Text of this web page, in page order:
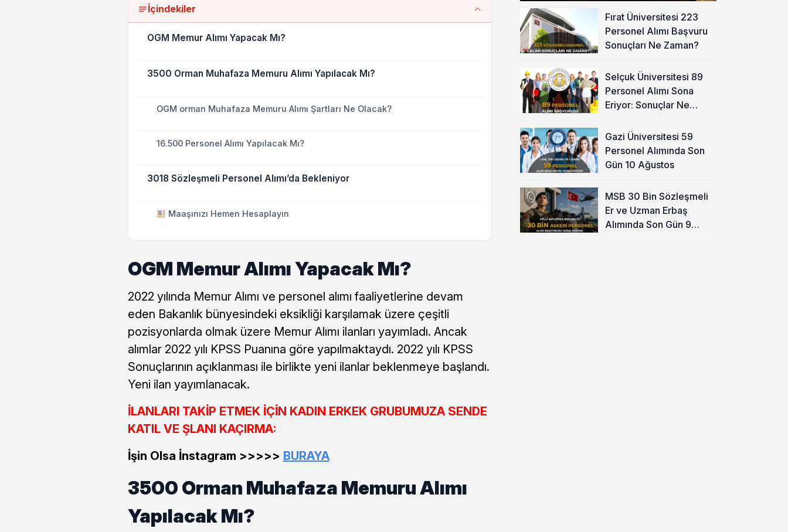
İçindekiler
OGM Memur Alımı Yapacak Mı?
3500 Orman Muhafaza Memuru Alımı Yapılacak Mı?
OGM orman Muhafaza Memuru Alımı Şartları Ne Olacak?
16.500 Personel Alımı Yapılacak Mı?
3018 Sözleşmeli Personel Alımı’da Bekleniyor
Maaşınızı Hemen Hesaplayın
OGM Memur Alımı Yapacak Mı?
2022 yılında Memur Alımı ve personel alımı faaliyetlerine devam
eden Bakanlık bünyesindeki eksikliği karşılamak üzere çeşitli
pozisyonlarda olmak üzere Memur Alımı ilanları yayımladı. Ancak
alımlar 2022 yılı KPSS Puanına göre yapılmaktaydı. 2022 yılı KPSS
Sonuçlarının açıklanması ile birlikte yeni ilanlar beklenmeye başlandı.
Yeni ilan yayımlanacak.
İLANLARI TAKİP ETMEK İÇİN KADIN ERKEK GRUBUMUZA SENDE
KATIL VE ŞLANI KAÇIRMA:
İşin Olsa İnstagram >>>>> BURAYA
3500 Orman Muhafaza Memuru Alımı
Yapılacak Mı?
Fırat Üniversitesi 223
Personel Alımı Başvuru
Sonuçları Ne Zaman?
Selçuk Üniversitesi 89
Personel Alımı Sona
Eriyor: Sonuçlar Ne
Gazi Üniversitesi 59
Personel Alımında Son
Gün 10 Ağustos
MSB 30 Bin Sözleşmeli
Er ve Uzman Erbaş
Alımında Son Gün 9